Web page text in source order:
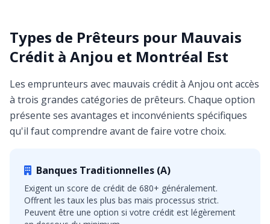
Types de Prêteurs pour Mauvais
Crédit à Anjou et Montréal Est
Les emprunteurs avec mauvais crédit à Anjou ont accès
à trois grandes catégories de prêteurs. Chaque option
présente ses avantages et inconvénients spécifiques
qu'il faut comprendre avant de faire votre choix.
Banques Traditionnelles (A)
Exigent un score de crédit de 680+ généralement.
Offrent les taux les plus bas mais processus strict.
Peuvent être une option si votre crédit est légèrement